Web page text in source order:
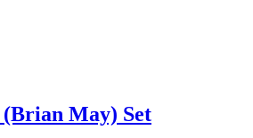
May) Set